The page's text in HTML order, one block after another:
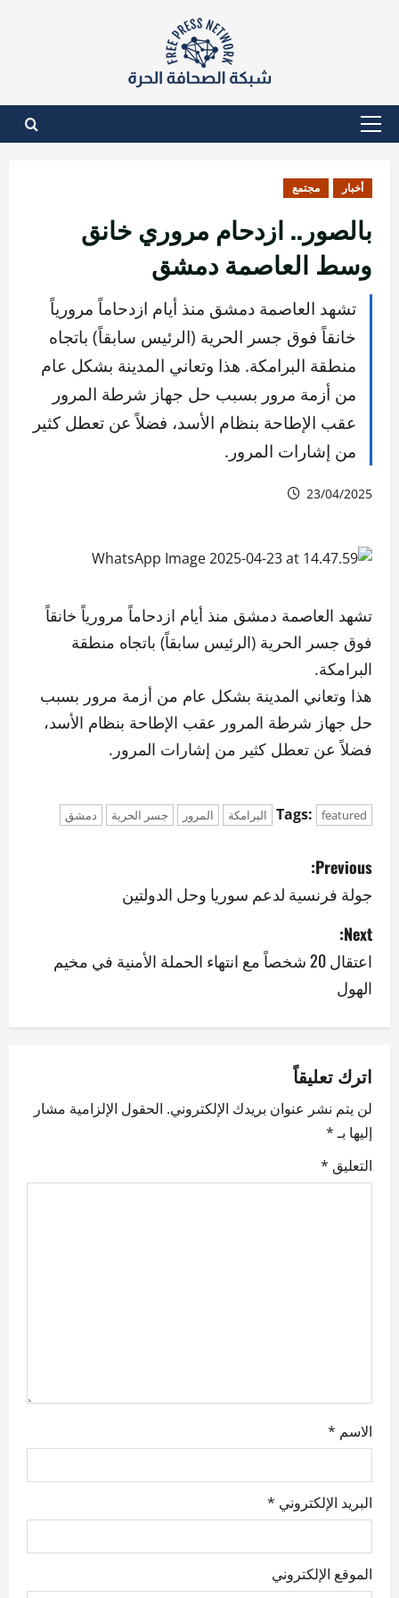
القائمة
أخبار مجتمع
بالصور.. ازدحام مروري خانق
وسط العاصمة دمشق
تشهد العاصمة دمشق منذ أيام ازدحاماً مرورياً
خانقاً فوق جسر الحرية (الرئيس سابقاً) باتجاه
منطقة البرامكة. هذا وتعاني المدينة بشكل عام
من أزمة مرور بسبب حل جهاز شرطة المرور
عقب الإطاحة بنظام الأسد، فضلاً عن تعطل كثير
من إشارات المرور.
23/04/2025
تشهد العاصمة دمشق منذ أيام ازدحاماً مرورياً خانقاً
فوق جسر الحرية (الرئيس سابقاً) باتجاه منطقة
البرامكة.
هذا وتعاني المدينة بشكل عام من أزمة مرور بسبب
حل جهاز شرطة المرور عقب الإطاحة بنظام الأسد،
فضلاً عن تعطل كثير من إشارات المرور.
Tags: featured البرامكة المرور جسر الحرية دمشق
P
o
s
t
n
v
i
g
a
Previous:
جولة فرنسية لدعم سوريا وحل الدولتين
Next:
اعتقال 20 شخصاً مع انتهاء الحملة الأمنية في مخيم
الهول
اترك تعليقاً
لن يتم نشر عنوان بريدك الإلكتروني. الحقول الإلزامية مشار
إليها بـ*
التعليق *
الاسم *
البريد الإلكتروني *
الموقع الإلكتروني